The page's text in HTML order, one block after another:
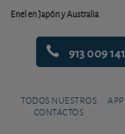
Enel en Japón y Australia
913 009 141
TODOS NUESTROS
CONTACTOS